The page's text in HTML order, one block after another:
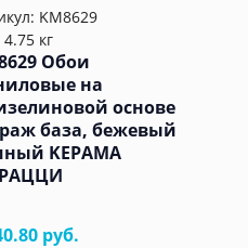
KM8629
кг
Обои
на
основе
база, бежевый
KЕРАМА
руб.